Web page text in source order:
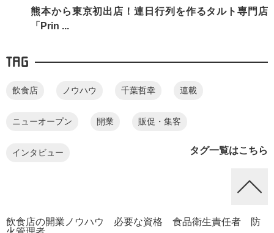
熊本から東京初出店！連日行列を作るタルト専門店
「Prin ...
TAG
飲食店 ノウハウ 千葉哲幸 連載
ニューオープン 開業 販促・集客
インタビュー タグ一覧はこちら
飲食店の開業ノウハウ 必要な資格 食品衛生責任者 防